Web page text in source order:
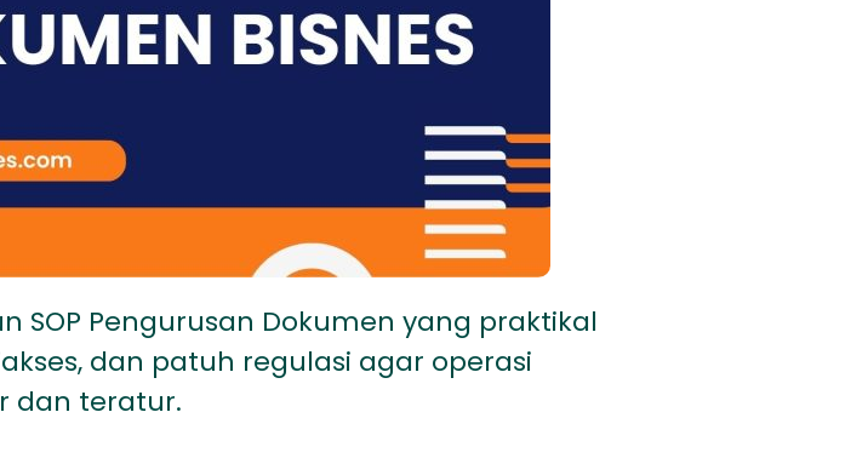
Pengurusan Dokumen yang praktikal
dan patuh regulasi agar operasi
dan teratur.